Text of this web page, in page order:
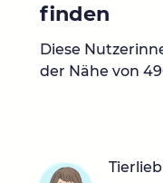
finden
Diese
der Nähe von